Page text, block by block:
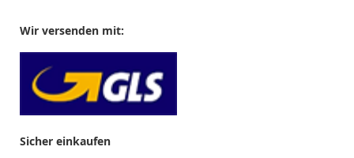
Wir versenden mit:
Sicher einkaufen